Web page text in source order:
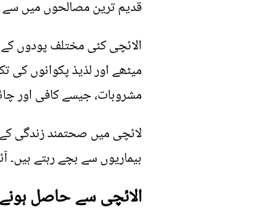
قدیم ترین مصالحوں میں سے
الائچی کئی مختلف پودوں
میٹھے اور لذیذ پکوانوں کی
مشروبات، جیسے کافی اور
لائچی میں صحتمند زندگی
بیماریوں سے بچے رہتے
الائچی سے حاصل